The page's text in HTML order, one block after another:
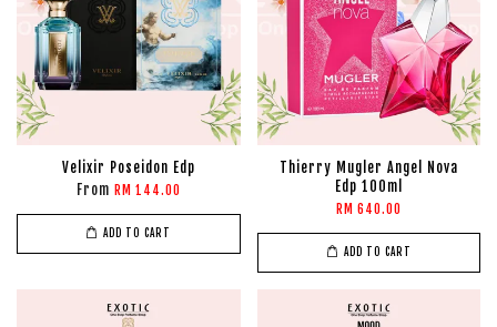
Velixir Poseidon Edp
From RM 144.00
ADD TO CART
Thierry Mugler Angel Nova
Edp 100ml
RM 640.00
ADD TO CART